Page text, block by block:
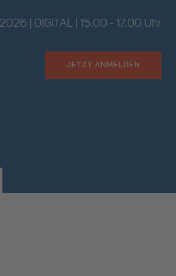
| DIGITAL | 15.00 - 17.00 Uhr
JETZT ANMELDEN